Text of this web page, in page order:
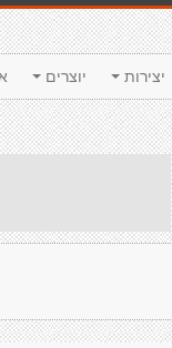
יוצרים יצירות